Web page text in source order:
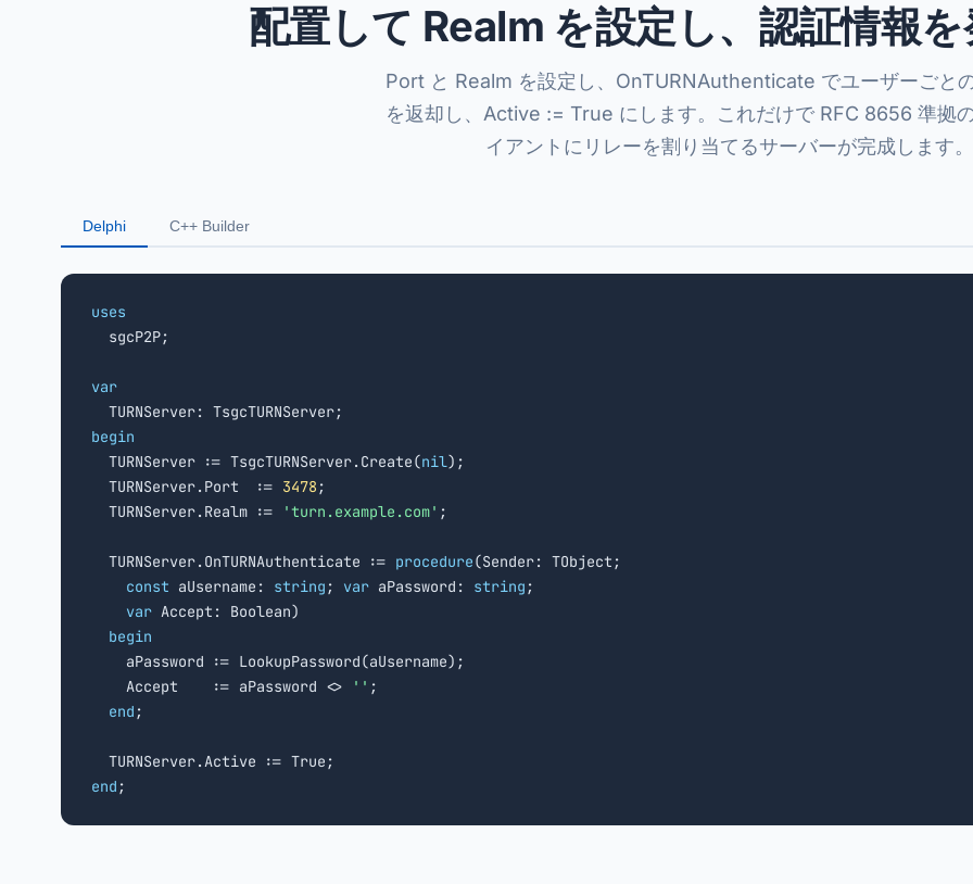
配置して Realm を設定し、認証情報
Port と Realm を設定し、OnTURNAuthenticate でユーザーごと
を返却し、Active := True にします。これだけで RFC 8656 準拠
イアントにリレーを割り当てるサーバーが完成します。
Delphi C++ Builder
uses
sgcP2P;
var
begin
TURNServer := TsgcTURNServer.Create(nil);
  TURNServer.Port  :=
3478 ;
  TURNServer.Realm :=
'turn.example.com' ;
  TURNServer.OnTURNAuthenticate :=
procedure(Sender: TObject;
const aUsername: string ; var aPassword: string ;
var Accept: Boolean)
begin
    aPassword := LookupPassword(aUsername);
    Accept    := aPassword <>
'' ;
end ;
end ;